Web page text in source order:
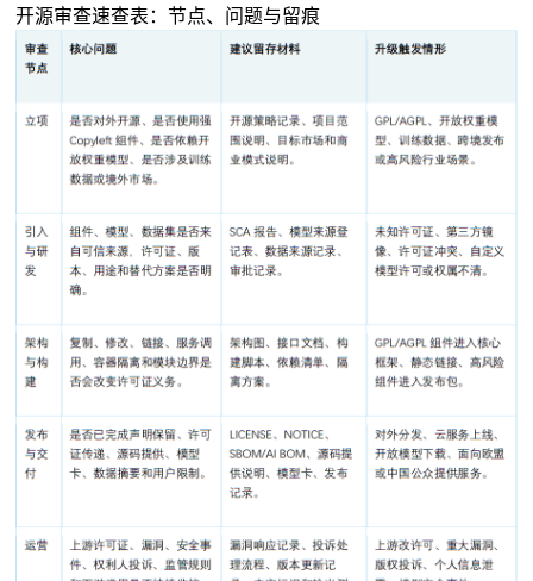
开源审查速查表：节点、问题与留痕